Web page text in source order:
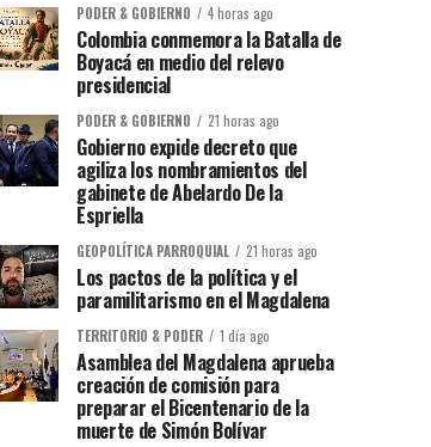
PODER & GOBIERNO 4 horas ago
Colombia conmemora la Batalla de
Boyacá en medio del relevo
presidencial
PODER & GOBIERNO 21 horas ago
Gobierno expide decreto que
agiliza los nombramientos del
gabinete de Abelardo De la
Espriella
GEOPOLÍTICA PARROQUIAL 21 horas ago
Los pactos de la política y el
paramilitarismo en el Magdalena
TERRITORIO & PODER 1 día ago
Asamblea del Magdalena aprueba
creación de comisión para
preparar el Bicentenario de la
muerte de Simón Bolívar